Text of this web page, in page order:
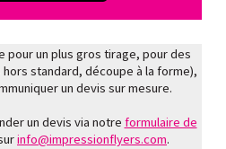
pour un plus gros tirage, pour des
standard, découpe à la forme),
un devis sur mesure.
un devis via notre formulaire de
info@impressionflyers.com.